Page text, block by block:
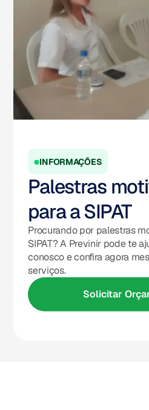
INFORMAÇÕES
Palestras
para a SIPAT
Procurando por palestras
SIPAT? A Previnir pode te
conosco e confira agora
serviços.
Solicitar